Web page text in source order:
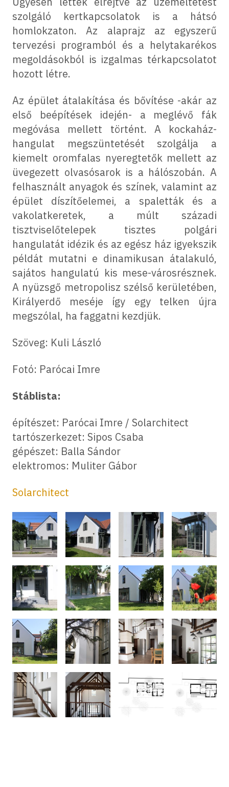
szolgáló kertkapcsolatok is a hátsó
homlokzaton. Az alaprajz az egyszerű
tervezési programból és a helytakarékos
megoldásokból is izgalmas térkapcsolatot
hozott létre.
Az épület átalakítása és bővítése -akár az
első beépítések idején- a meglévő fák
megóvása mellett történt. A kockaház-
hangulat megszüntetését szolgálja a
kiemelt oromfalas nyeregtetők mellett az
üvegezett olvasósarok is a hálószobán. A
felhasznált anyagok és színek, valamint az
épület díszítőelemei, a spaletták és a
vakolatkeretek, a múlt századi
tisztviselőtelepek tisztes polgári
hangulatát idézik és az egész ház igyekszik
példát mutatni e dinamikusan átalakuló,
sajátos hangulatú kis mese-városrésznek.
A nyüzsgő metropolisz szélső kerületében,
Királyerdő meséje így egy telken újra
megszólal, ha faggatni kezdjük.
Szöveg: Kuli László
Fotó: Parócai Imre
Stáblista:
építészet: Parócai Imre / Solarchitect
tartószerkezet: Sipos Csaba
gépészet: Balla Sándor
elektromos: Muliter Gábor
Solarchitect